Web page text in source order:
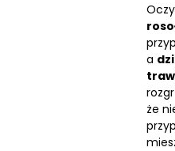
a
że